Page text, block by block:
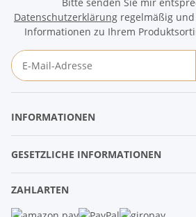
Datenschutzerklärung regelmäßig
Informationen zu Ihrem
INFORMATIONEN
GESETZLICHE INFORMATIONEN
ZAHLARTEN